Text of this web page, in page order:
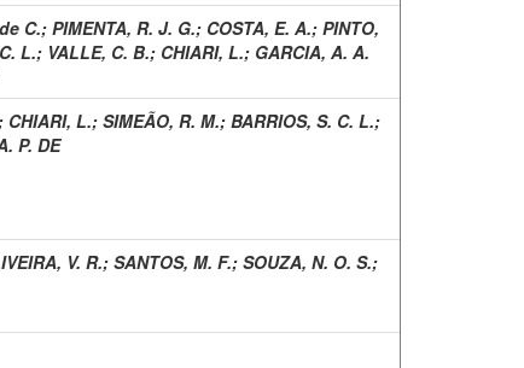
C.; PIMENTA, R. J. G.; COSTA, E. A.; PINTO,
L.; VALLE, C. B.; CHIARI, L.; GARCIA, A. A.
; CHIARI, L.; SIMEÃO, R. M.; BARRIOS, S. C. L.;
P. DE
V. R.; SANTOS, M. F.; SOUZA, N. O. S.;